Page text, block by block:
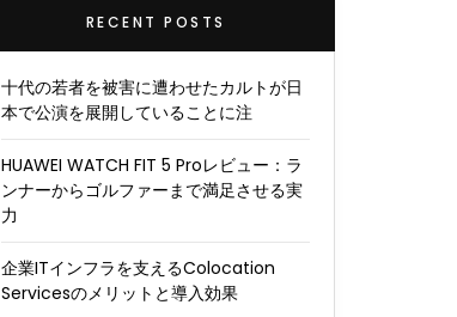
RECENT POSTS
十代の若者を被害に遭わせたカルトが日
本で公演を展開していることに注
HUAWEI WATCH FIT 5 Proレビュー：ラ
ンナーからゴルファーまで満足させる実
力
企業ITインフラを支えるColocation
Servicesのメリットと導入効果